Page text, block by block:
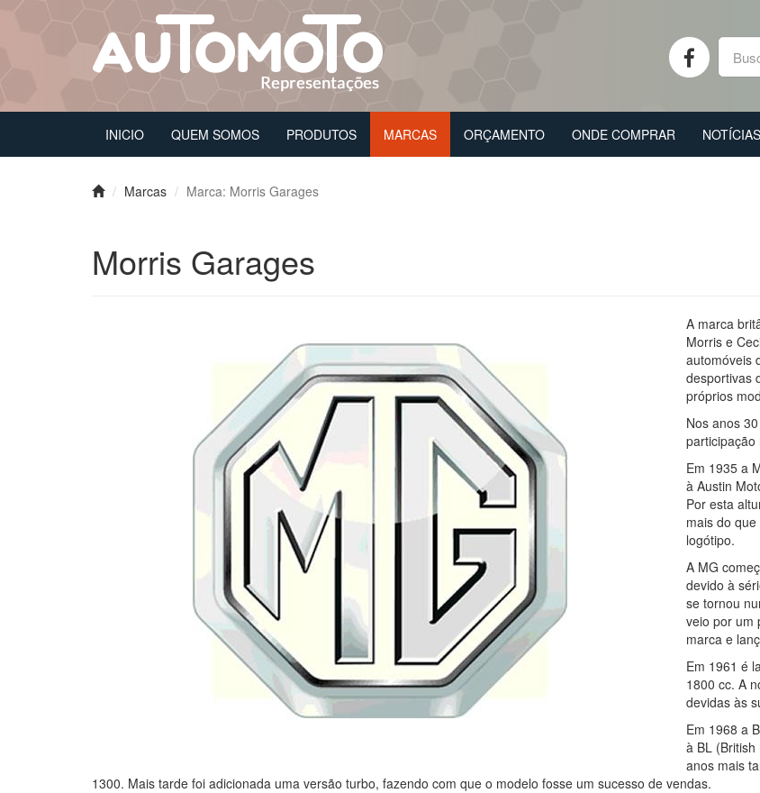
INICIO QUEM SOMOS PRODUTOS MARCAS ORÇAMENTO ONDE COMPRAR NOTÍCIAS
Marcas Marca: Morris Garages
Morris Garages
A marca
Morris e
automóveis
desportivas
próprios
Nos anos
participação
Em 1935 a
à Austin
Por esta
mais do
logótipo.
A MG
devido à
se tornou
veio por um
marca e
Em 1961 é
1800 cc. A
devidas às
Em 1968 a
à BL
anos mais
1300. Mais tarde foi adicionada uma versão turbo, fazendo com que o modelo fosse um sucesso de vendas.